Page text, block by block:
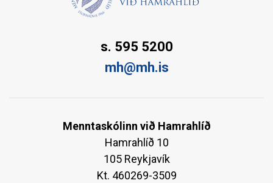
s. 595 5200
mh@mh.is
Menntaskólinn við Hamrahlíð
Hamrahlíð 10
105 Reykjavík
Kt. 460269-3509